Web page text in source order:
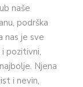
naše
podrška
nas je sve
pozitivni,
Njena
i nevin,